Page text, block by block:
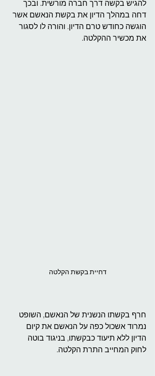
להגיש בקשה דרך חברה מורשית. ובכך
דחה במהלך הדיון את בקשת הנאשם אשר
הוגשה כחודש טרם הדיון. והורה לו לסגור
את מכשיר ההקלטה.
דחיית בקשת הקלטה
חרף בקשתו הנשנית של הנאשם, השופט
נמרוד אשכול כפה על הנאשם את קיום
הדיון ללא תיעוד כבקשתו, בניגוד בוטה
לחוק המחייב התרת הקלטה.